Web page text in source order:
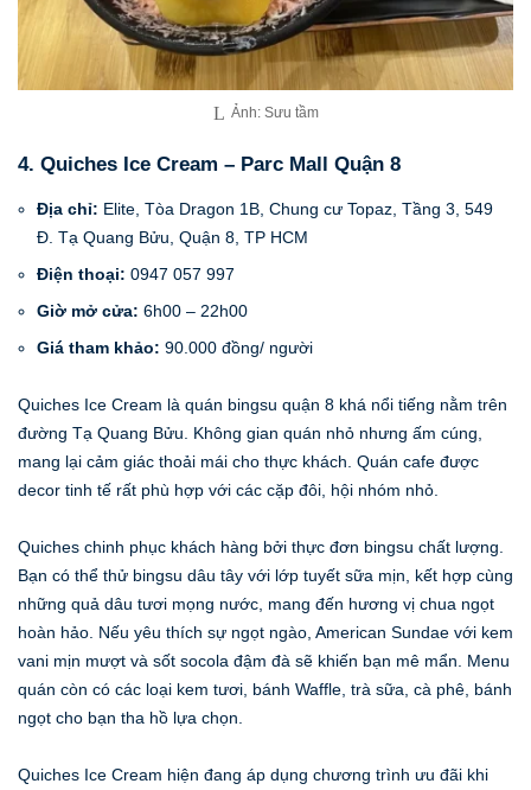
Ảnh: Sưu tầm
4. Quiches Ice Cream – Parc Mall Quận 8
Địa chỉ: Elite, Tòa Dragon 1B, Chung cư Topaz, Tầng 3, 549
Đ. Tạ Quang Bửu, Quận 8, TP HCM
Điện thoại: 0947 057 997
Giờ mở cửa: 6h00 – 22h00
Giá tham khảo: 90.000 đồng/ người
Quiches Ice Cream là quán bingsu quận 8 khá nổi tiếng nằm trên
đường Tạ Quang Bửu. Không gian quán nhỏ nhưng ấm cúng,
mang lại cảm giác thoải mái cho thực khách. Quán cafe được
decor tinh tế rất phù hợp với các cặp đôi, hội nhóm nhỏ.
Quiches chinh phục khách hàng bởi thực đơn bingsu chất lượng.
Bạn có thể thử bingsu dâu tây với lớp tuyết sữa mịn, kết hợp cùng
những quả dâu tươi mọng nước, mang đến hương vị chua ngọt
hoàn hảo. Nếu yêu thích sự ngọt ngào, American Sundae với kem
vani mịn mượt và sốt socola đậm đà sẽ khiến bạn mê mẩn. Menu
quán còn có các loại kem tươi, bánh Waffle, trà sữa, cà phê, bánh
ngọt cho bạn tha hồ lựa chọn.
Quiches Ice Cream hiện đang áp dụng chương trình ưu đãi khi